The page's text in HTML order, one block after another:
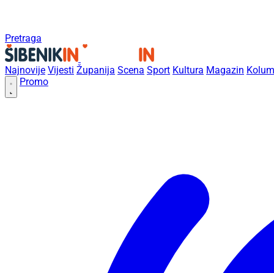
Pretraga
Najnovije Vijesti Županija Scena Sport Kultura Magazin
Promo